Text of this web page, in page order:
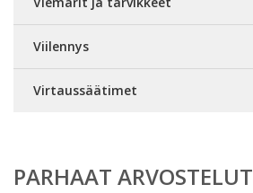
Viilennys
Virtaussäätimet
PARHAAT ARVOSTELUT